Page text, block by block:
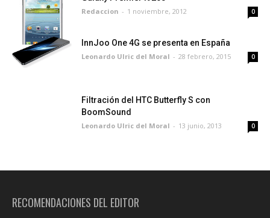
Redaccion - 1 noviembre, 2012 0
InnJoo One 4G se presenta en España
Leonardo Ulric del Moral - 28 febrero, 2015 0
Filtración del HTC Butterfly S con
BoomSound
Leonardo Ulric del Moral - 13 junio, 2013 0
RECOMENDACIONES DEL EDITOR